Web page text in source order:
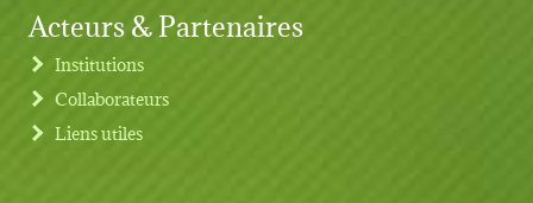
Acteurs & Partenaires
Institutions
Collaborateurs
Liens utiles